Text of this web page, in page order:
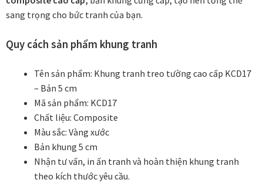
Các dòng giấy in Giclee
Catalogue
Catalogue Bộ Sưu Tập Mã Vương
Câu hỏi thường gặp khi mua tranh tại Mia Home
Dây treo Tết Bính Ngọ 2026
Đóng khung tranh theo yêu cầu
sang trọng cho bức tranh của bạn.
Quy cách sản phẩm khung tranh
Tên sản phẩm: Khung tranh treo tường cao cấp KCD17
– Bản 5 cm
Mã sản phẩm: KCD17
Chất liệu: Composite
Màu sắc: Vàng xước
Bản khung 5 cm
Nhận tư vấn, in ấn tranh và hoàn thiện khung tranh
theo kích thước yêu cầu.